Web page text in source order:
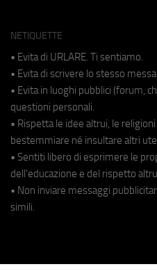
NETIQUETTE
• Evita di URLARE. Ti sentiamo.
• Evita di scrivere lo stesso
• Evita in luoghi pubblici (forum,
questioni personali.
• Rispetta le idee altrui, le
bestemmiare né insultare altri
• Sentiti libero di esprimere le
dell'educazione e del rispetto
• Non inviare messaggi
simili.